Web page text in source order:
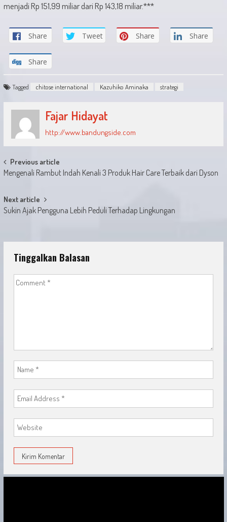
menjadi Rp 151,99 miliar dari Rp 143,18 miliar.***
Share Tweet Share Share
Share
Tagged chitose international Kazuhiko Aminaka strategi
Fajar Hidayat
http://www.bandungside.com
Post
navigation
Previous article
Mengenali Rambut Indah Kenali 3 Produk Hair Care Terbaik dari Dyson
Next article
Sukin Ajak Pengguna Lebih Peduli Terhadap Lingkungan
Tinggalkan Balasan